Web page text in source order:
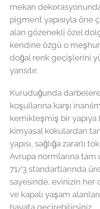
mekan
pigment yapısıyla öne
alan gözenekli özel
kendine özgü o
doğal renk geçişlerini
yansıtır.
Kuruduğunda
koşullarına karşı
kemikleşmiş bir yapıya
kimyasal kokulardan
yapısı, sağlığa zararlı
Avrupa normlarına tam
71/3 standartlarında
sayesinde, evinizin her
ve kapalı yaşam